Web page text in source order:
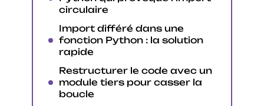
circulaire
Import différé dans une
fonction Python : la solution
rapide
Restructurer le code avec un
module tiers pour casser la
boucle